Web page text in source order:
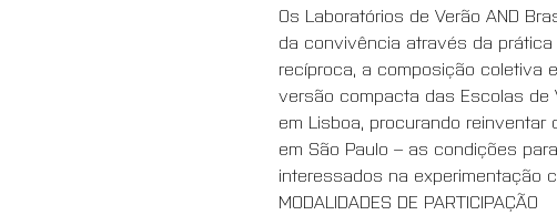
Os Laboratórios de Verão AND
da convivência através da
recíproca, a composição coletiva
versão compacta das Escolas de
em Lisboa, procurando
em São Paulo – as condições
interessados na experimentação
MODALIDADES DE PARTICIPAÇÃO